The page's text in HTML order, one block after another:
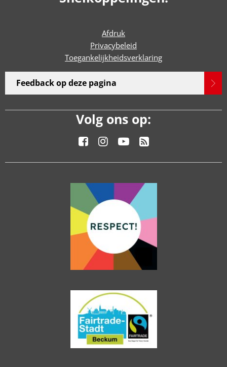
Afdruk
Privacybeleid
Toegankelijkheidsverklaring
Feedback op deze pagina
Volg ons op: